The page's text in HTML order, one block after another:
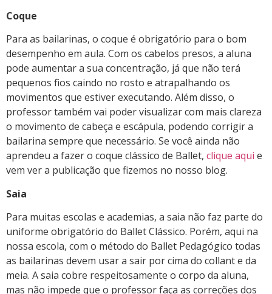
Coque
Para as bailarinas, o coque é obrigatório para o bom
desempenho em aula. Com os cabelos presos, a aluna
pode aumentar a sua concentração, já que não terá
pequenos fios caindo no rosto e atrapalhando os
movimentos que estiver executando. Além disso, o
professor também vai poder visualizar com mais clareza
o movimento de cabeça e escápula, podendo corrigir a
bailarina sempre que necessário. Se você ainda não
aprendeu a fazer o coque clássico de Ballet, clique aqui e
vem ver a publicação que fizemos no nosso blog.
Saia
Para muitas escolas e academias, a saia não faz parte do
uniforme obrigatório do Ballet Clássico. Porém, aqui na
nossa escola, com o método do Ballet Pedagógico todas
as bailarinas devem usar a sair por cima do collant e da
meia. A saia cobre respeitosamente o corpo da aluna,
mas não impede que o professor faça as correções dos